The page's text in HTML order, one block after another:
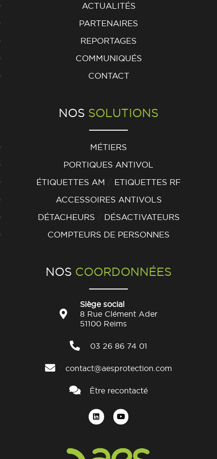
ACTUALITÉS
PARTENAIRES
REPORTAGES
COMMUNIQUÉS
CONTACT
NOS SOLUTIONS
MÉTIERS
PORTIQUES ANTIVOL
ÉTIQUETTES AM
ETIQUETTES RF
ACCESSOIRES ANTIVOLS
DÉTACHEURS
DÉSACTIVATEURS
COMPTEURS DE PERSONNES
NOS COORDONNÉES
Siège social
8 Rue Clément Ader
51100 Reims
03 26 86 74 01
contact@aesprotection.com
Être recontacté